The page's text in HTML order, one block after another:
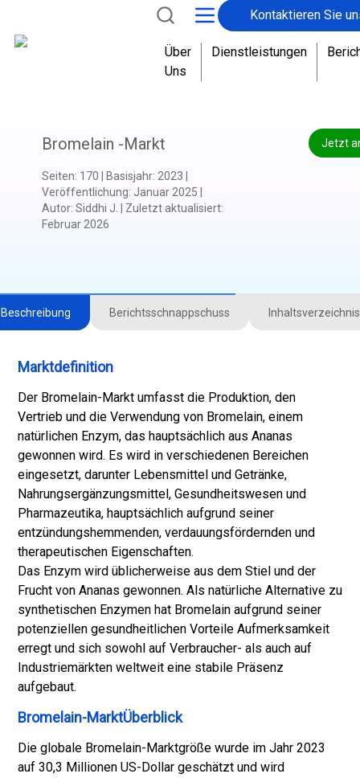
Kontaktieren Sie
Über
Uns
Dienstleistungen
Jetzt
Bromelain -Markt
Seiten: 170 Basisjahr: 2023
Veröffentlichung: Januar 2025
Autor: Siddhi J. Zuletzt aktualisiert:
Februar 2026
Beschreibung Berichtsschnappschuss Inhaltsverzeichnis
Marktdefinition
Der Bromelain-Markt umfasst die Produktion, den
Vertrieb und die Verwendung von Bromelain, einem
natürlichen Enzym, das hauptsächlich aus Ananas
gewonnen wird. Es wird in verschiedenen Bereichen
eingesetzt, darunter Lebensmittel und Getränke,
Nahrungsergänzungsmittel, Gesundheitswesen und
Pharmazeutika, hauptsächlich aufgrund seiner
entzündungshemmenden, verdauungsfördernden und
therapeutischen Eigenschaften.
Das Enzym wird üblicherweise aus dem Stiel und der
Frucht von Ananas gewonnen. Als natürliche Alternative zu
synthetischen Enzymen hat Bromelain aufgrund seiner
potenziellen gesundheitlichen Vorteile Aufmerksamkeit
erregt und sich sowohl auf Verbraucher- als auch auf
Industriemärkten weltweit eine stabile Präsenz
aufgebaut.
Bromelain-MarktÜberblick
Die globale Bromelain-Marktgröße wurde im Jahr 2023
auf 30,3 Millionen US-Dollar geschätzt und wird